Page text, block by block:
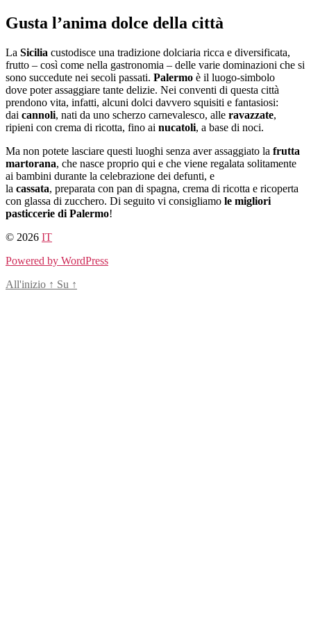
Salta
al
Gusta l’anima dolce della città
La Sicilia custodisce una tradizione dolciaria ricca e diversificata,
frutto – così come nella gastronomia – delle varie dominazioni che si
sono succedute nei secoli passati. Palermo è il luogo-simbolo
dove poter assaggiare tante delizie. Nei conventi di questa città
prendono vita, infatti, alcuni dolci davvero squisiti e fantasiosi:
dai cannoli, nati da uno scherzo carnevalesco, alle ravazzate,
ripieni con crema di ricotta, fino ai nucatoli, a base di noci.
Ma non potete lasciare questi luoghi senza aver assaggiato la frutta
martorana, che nasce proprio qui e che viene regalata solitamente
ai bambini durante la celebrazione dei defunti, e
la cassata, preparata con pan di spagna, crema di ricotta e ricoperta
con glassa di zucchero. Di seguito vi consigliamo le migliori
pasticcerie di Palermo!
© 2026 IT
Powered by WordPress
All'inizio ↑ Su ↑